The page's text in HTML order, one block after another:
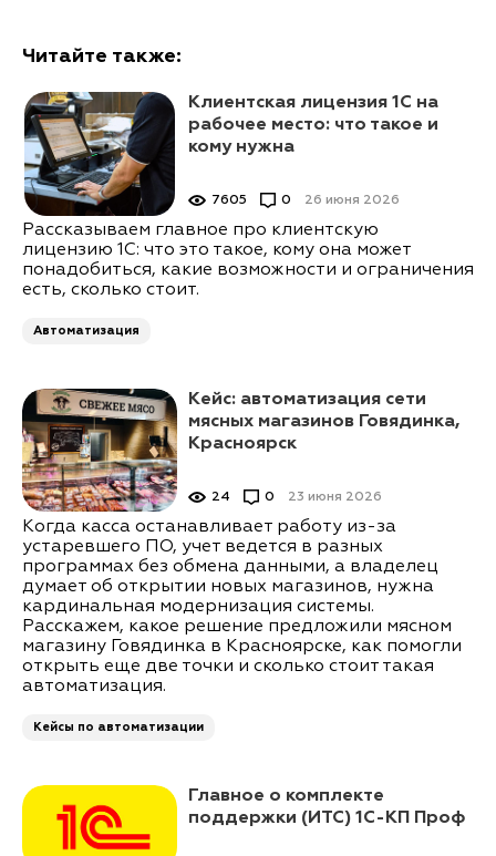
Читайте также:
Клиентская лицензия 1С на
рабочее место: что такое и
кому нужна
26 июня 2026
7605 0
Рассказываем главное про клиентскую
лицензию 1С: что это такое, кому она может
понадобиться, какие возможности и ограничения
есть, сколько стоит.
Автоматизация
Кейс: автоматизация сети
мясных магазинов Говядинка,
Красноярск
23 июня 2026
24 0
Когда касса останавливает работу из-за
устаревшего ПО, учет ведется в разных
программах без обмена данными, а владелец
думает об открытии новых магазинов, нужна
кардинальная модернизация системы.
Расскажем, какое решение предложили мясном
магазину Говядинка в Красноярске, как помогли
открыть еще две точки и сколько стоит такая
автоматизация.
Кейсы по автоматизации
Главное о комплекте
поддержки (ИТС) 1С-КП Проф